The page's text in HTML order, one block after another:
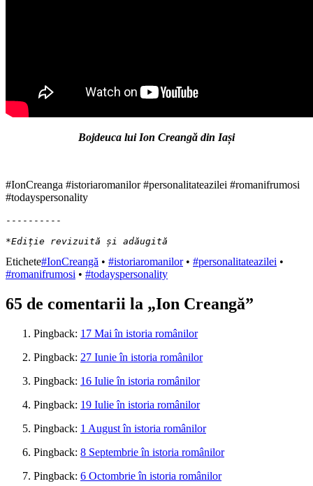
Bojdeuca lui Ion Creangă din Iași
#IonCreanga #istoriaromanilor #personalitateazilei #romanifrumosi
#todayspersonality
----------
*Ediție revizuită și adăugită
Etichete#IonCreangă • #istoriaromanilor• #personalitateazilei •
#romanifrumosi • #todayspersonality
65 de comentarii la „Ion Creangă”
Pingback: 17 Mai în istoria românilor
Pingback: 27 Iunie în istoria românilor
Pingback: 16 Iulie în istoria românilor
Pingback: 19 Iulie în istoria românilor
Pingback: 1 August în istoria românilor
Pingback: 8 Septembrie în istoria românilor
Pingback: 6 Octombrie în istoria românilor